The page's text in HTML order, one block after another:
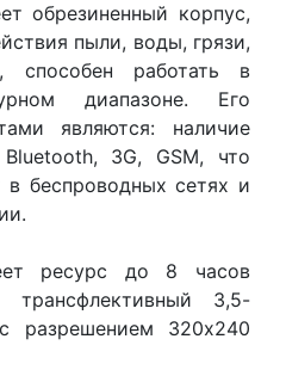
обрезиненный корпус,
пыли, воды, грязи,
способен работать в
диапазоне. Его
являются: наличие
3G, GSM, что
в беспроводных сетях и
ресурс до 8 часов
трансфлективный 3,5-
разрешением 320х240